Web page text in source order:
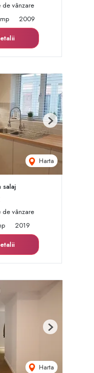
vânzare
2009
Harta
Next
salaj
vânzare
2019
Harta
Next